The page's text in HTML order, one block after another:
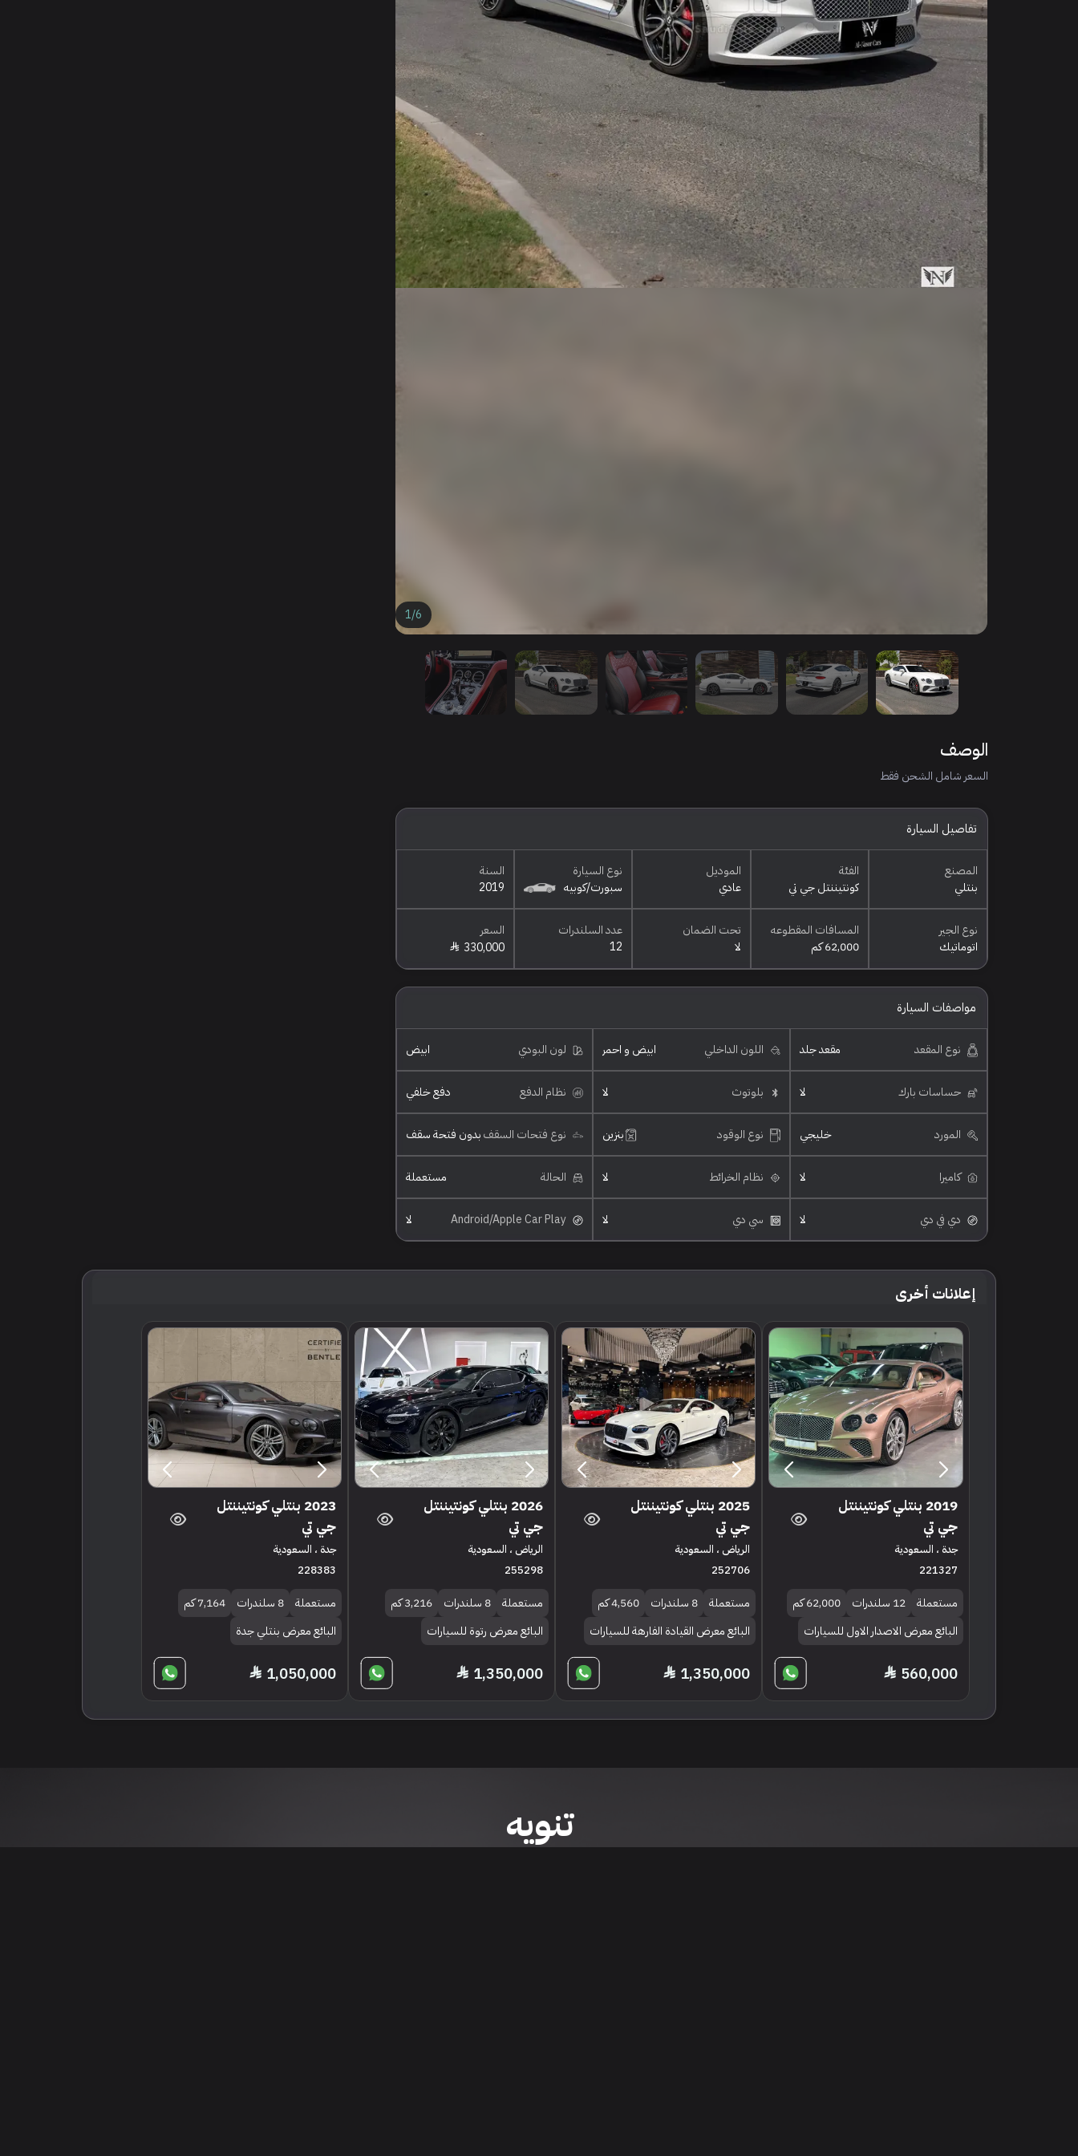
1/6
الوصف
السعر شامل الشحن فقط
تفاصيل السيارة
المصنع
بنتلي
الفئة
كونتيننتل جي تي
الموديل
عادي
نوع السيارة
سبورت/كوبيه
السنة
2019
نوع الجير
اتوماتيك
المسافات المقطوعه
62,000 كم
تحت الضمان
لا
عدد السلندرات
12
السعر
330,000
مواصفات السيارة
نوع المقعد مقعد جلد اللون الداخلي ابيض و احمر لون البودي ابيض
حساسات بارك لا بلوتوث لا نظام الدفع دفع خلفي
المورد خليجي نوع الوقود بنزين نوع فتحات السقفبدون فتحة سقف
كاميرا لا نظام الخرائط لا الحالة مستعملة
دي في دي لا سي دي لا لا
إعلانات أخرى
2019 بنتلي كونتيننتل
جي تي
جدة ، السعودية
221327
مستعملة 12 سلندرات
62,000 كم
البائع معرض الاصدار الاول للسيارات
560,000
2025 بنتلي كونتيننتل
جي تي
الرياض ، السعودية
252706
مستعملة 8 سلندرات
4,560 كم
البائع معرض القيادة الفارهة للسيارات
1,350,000
2026 بنتلي كونتيننتل
جي تي
الرياض ، السعودية
255298
مستعملة 8 سلندرات
3,216 كم
البائع معرض رتوة للسيارات
1,350,000
2023 بنتلي كونتيننتل
جي تي
جدة ، السعودية
228383
مستعملة 8 سلندرات
7,164 كم
البائع معرض بنتلي جدة
1,050,000
تنويه